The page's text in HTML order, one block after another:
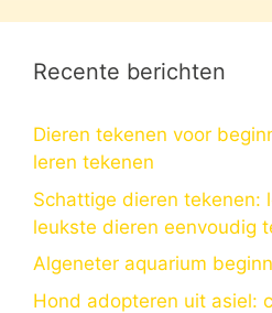
Recente berichten
Dieren tekenen voor
leren tekenen
Schattige dieren tekenen:
leukste dieren eenvoudig
Algeneter aquarium
Hond adopteren uit asiel: